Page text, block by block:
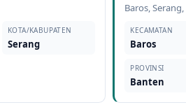
KOTA/KABUPATEN
Serang
Baros,Serang,
KECAMATAN
Baros
PROVINSI
Banten